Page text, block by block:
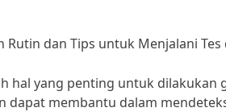
Rutin dan Tips untuk Menjalani Tes
hal yang penting untuk
dapat membantu dalam